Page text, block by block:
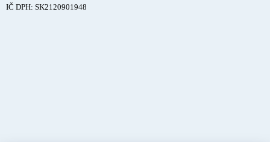
IČ DPH: SK2120901948